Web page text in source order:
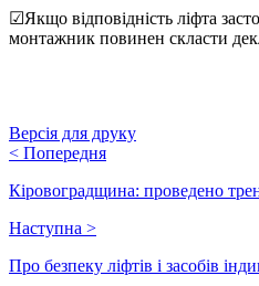
☑Якщо відповідність ліфта
монтажник повинен скласти
Версія для друку
< Попередня
Кіровоградщина: проведено
Наступна >
Про безпеку ліфтів і засобів